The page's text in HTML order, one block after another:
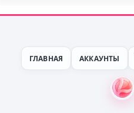
ГЛАВНАЯ АККАУНТЫ